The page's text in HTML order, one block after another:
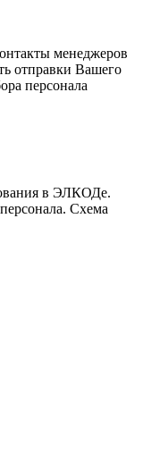
менеджеров
отправки Вашего
персонала
в ЭЛКОДе.
Схема